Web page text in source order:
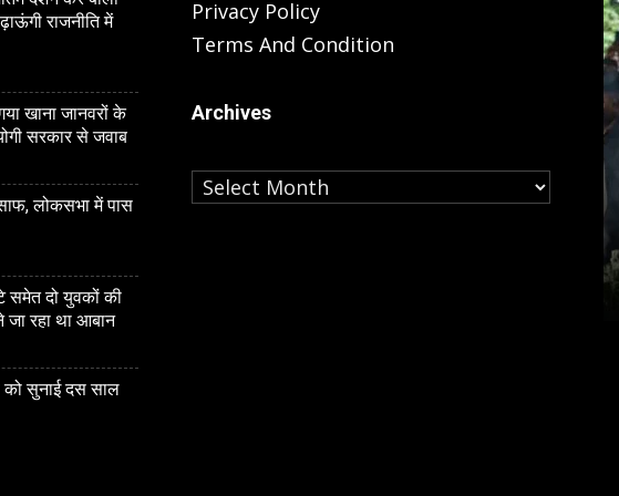
राजनीति में
खाना जानवरों के
सरकार से जवाब
लोकसभा में पास
समेत दो युवकों की
जा रहा था आबान
को सुनाई दस साल
Privacy Policy
Terms And Condition
Archives
Archives
के पैन कार्ड केस की
LUCKNOW